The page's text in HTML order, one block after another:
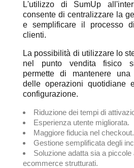
L'utilizzo di SumUp
consente di centralizzare la
e semplificare il processo
clienti.
La possibilità di utilizzare lo
nel punto vendita fisico
permette di mantenere una
delle operazioni quotidiane
configurazione.
Riduzione dei tempi di
Esperienza utente migliorata.
Maggiore fiducia nel checkout.
Gestione semplificata degli
Soluzione adatta sia a piccole
ecommerce strutturati.